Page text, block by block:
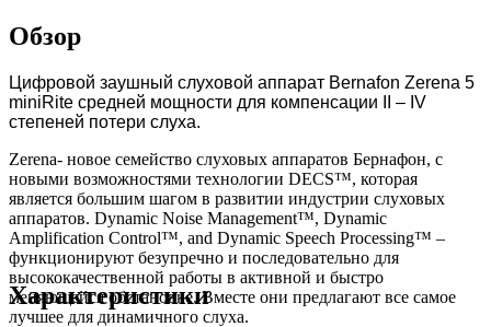
Обзор
Цифровой заушный слуховой аппарат Bernafon Zerena 5
miniRite средней мощности для компенсации II – IV
степеней потери слуха.
Zerena- новое семейство слуховых аппаратов Бернафон, с
новыми возможностями технологии DECS™, которая
является большим шагом в развитии индустрии слуховых
аппаратов. Dynamic Noise Management™, Dynamic
Amplification Control™, and Dynamic Speech Processing™ –
функционируют безупречно и последовательно для
высококачественной работы в активной и быстро
меняющейся обстановке. Вместе они предлагают все самое
лучшее для динамичного слуха.
Характеристики